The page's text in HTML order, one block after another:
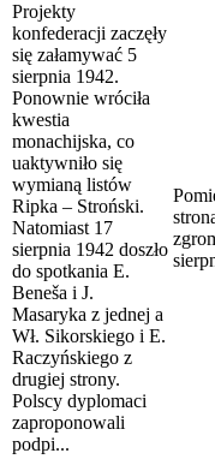
Projekty
konfederacji zaczęły
się załamywać 5
sierpnia 1942.
Ponownie wróciła
kwestia
monachijska, co
uaktywniło się
wymianą listów
Ripka – Stroński.
Natomiast 17
sierpnia 1942 doszło
do spotkania E.
Beneša i J.
Masaryka z jednej a
Wł. Sikorskiego i E.
Raczyńskiego z
drugiej strony.
Polscy dyplomaci
zaproponowali
podpi...